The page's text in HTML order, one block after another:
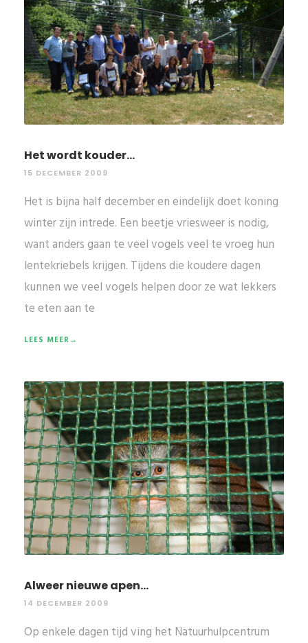
Het wordt kouder...
15 DECEMBER 2009
Het is bijna half december en eindelijk doet koning
winter zijn intrede. Een beetje vriesweer is nodig,
want anders gaan te veel vogels veel te vroeg hun
lentekriebels krijgen. Tijdens die koudere dagen
kunnen we veel vogels helpen door ze wat lekkers
te eten aan te
LEES MEER→
Alweer nieuwe apen...
14 DECEMBER 2009
Op enkele dagen tijd ving het Natuurhulpcentrum